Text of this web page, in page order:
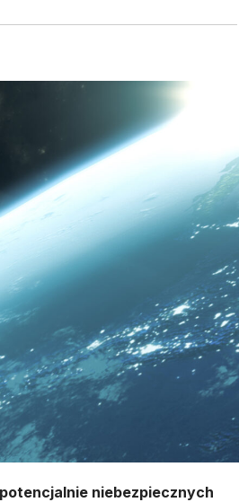
niebezpiecznych